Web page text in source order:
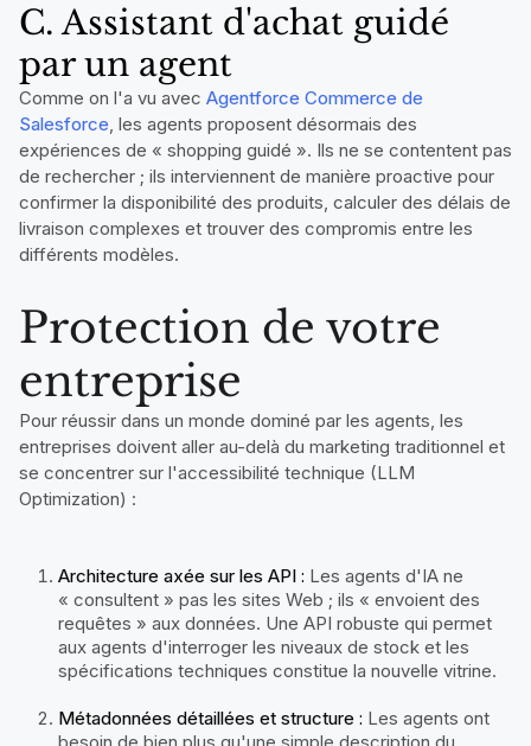
C. Assistant d'achat guidé
par un agent
Comme on l'a vu avec Agentforce Commerce de
Salesforce , les agents proposent désormais des
expériences de « shopping guidé ». Ils ne se contentent pas
de rechercher ; ils interviennent de manière proactive pour
confirmer la disponibilité des produits, calculer des délais de
livraison complexes et trouver des compromis entre les
différents modèles.
Protection de votre
entreprise
Pour réussir dans un monde dominé par les agents, les
entreprises doivent aller au-delà du marketing traditionnel et
se concentrer sur l'accessibilité technique (LLM
Optimization) :
Architecture axée sur les API : Les agents d'IA ne
« consultent » pas les sites Web ; ils « envoient des
requêtes » aux données. Une API robuste qui permet
aux agents d'interroger les niveaux de stock et les
spécifications techniques constitue la nouvelle vitrine.
Métadonnées détaillées et structure : Les agents ont